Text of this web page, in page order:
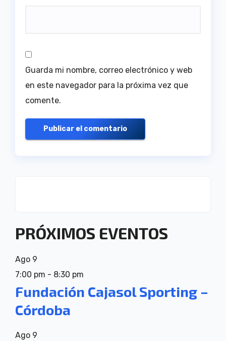
Guarda mi nombre, correo electrónico y web
en este navegador para la próxima vez que
comente.
PRÓXIMOS EVENTOS
Ago 9
7:00 pm - 8:30 pm
Fundación Cajasol Sporting –
Córdoba
Ago 9